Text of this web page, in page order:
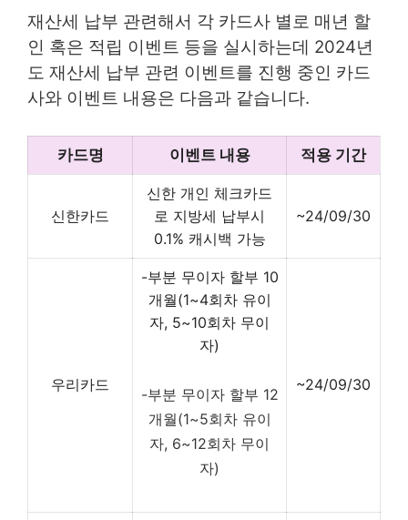
재산세 납부 관련해서 각 카드사 별로 매년 할
인 혹은 적립 이벤트 등을 실시하는데 2024년
도 재산세 납부 관련 이벤트를 진행 중인 카드
사와 이벤트 내용은 다음과 같습니다.
카드명 이벤트 내용 적용 기간
신한카드
신한 개인 체크카드
로 지방세 납부시
0.1% 캐시백 가능
~24/09/30
우리카드
-부분 무이자 할부 10
개월(1~4회차 유이
자, 5~10회차 무이
자)
-부분 무이자 할부 12
개월(1~5회차 유이
자, 6~12회차 무이
자)
~24/09/30